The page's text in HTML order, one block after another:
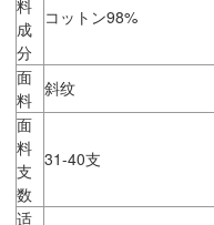
料
成
分
コットン98%
面
料
斜纹
面
料
支
数
31-40支
适